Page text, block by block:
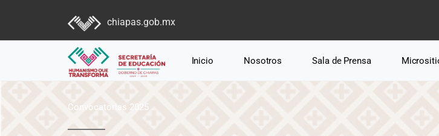
chiapas.gob.mx
Inicio Nosotros Sala de Prensa
Convocatorias 2025